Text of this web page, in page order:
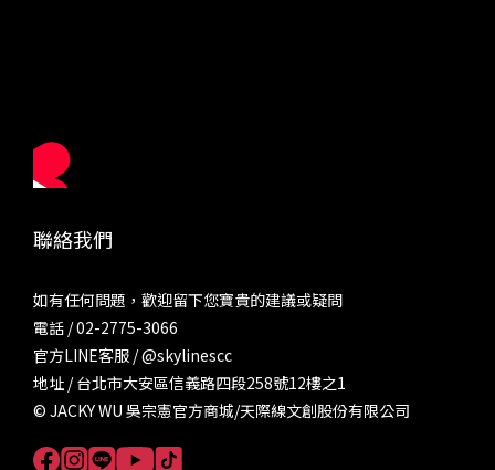
聯絡我們
如有任何問題，歡迎留下您寶貴的建議或疑問
電話 / 02-2775-3066
官方LINE客服 /@skylinescc
地址 / 台北市大安區信義路四段258號12樓之1
© JACKY WU 吳宗憲官方商城/天際線文創股份有限公司